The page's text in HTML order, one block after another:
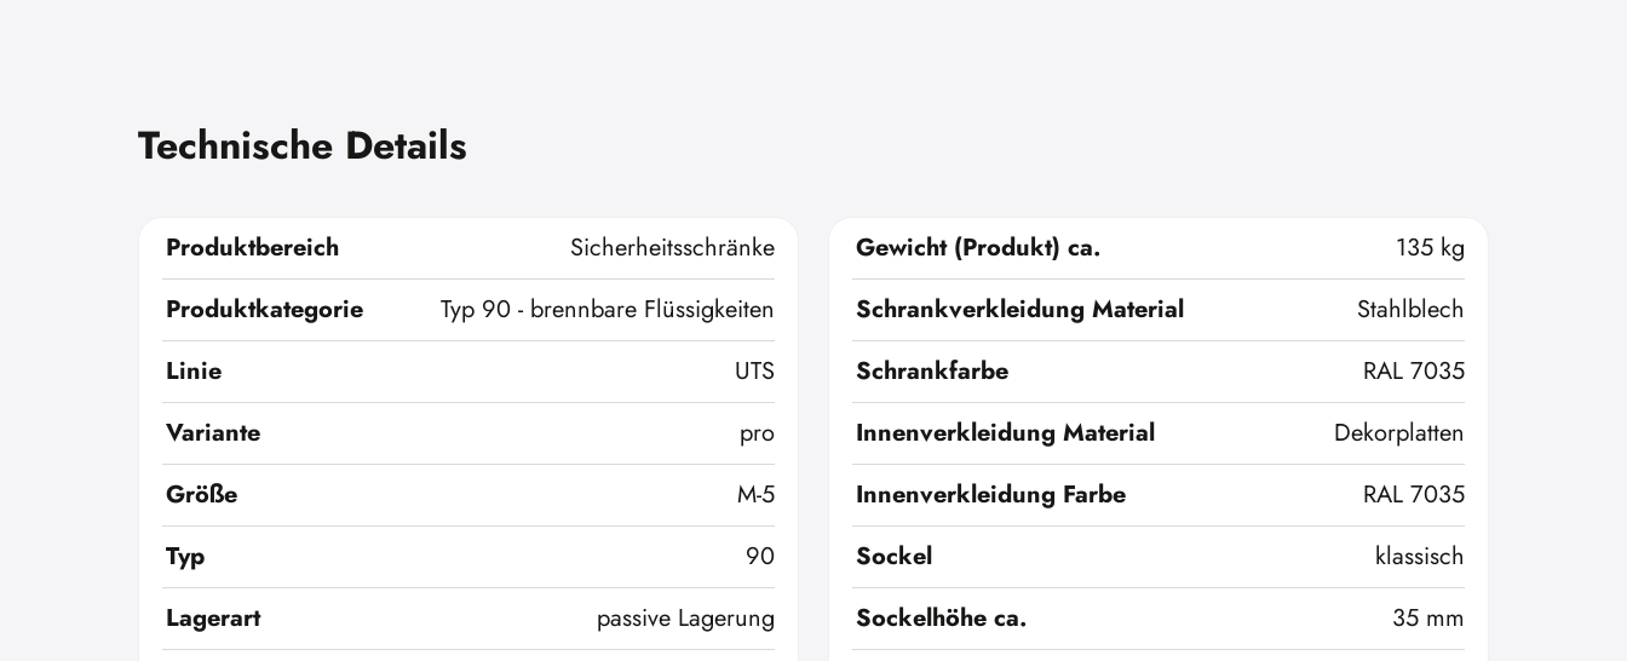
Technische Details
Produktbereich
Sicherheitsschränke
Produktkategorie
Typ 90 - brennbare Flüssigkeiten
Linie
UTS
Variante
pro
Größe
M-5
Typ
90
Lagerart
passive Lagerung
Gewicht (Produkt) ca.
135 kg
Schrankverkleidung Material
Stahlblech
Schrankfarbe
RAL 7035
Innenverkleidung Material
Dekorplatten
Innenverkleidung Farbe
RAL 7035
Sockel
klassisch
Sockelhöhe ca.
35 mm